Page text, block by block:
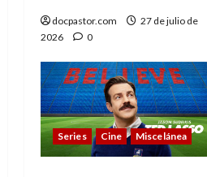
docpastor.com
27 de julio de
2026
0
Series Cine Miscelánea